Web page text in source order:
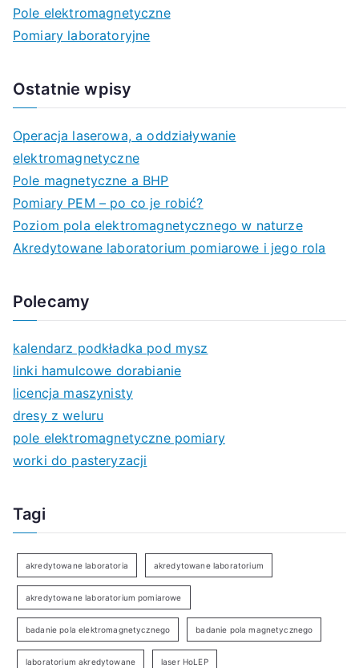
Pole elektromagnetyczne
Pomiary laboratoryjne
Ostatnie wpisy
Operacja laserowa, a oddziaływanie
elektromagnetyczne
Pole magnetyczne a BHP
Pomiary PEM – po co je robić?
Poziom pola elektromagnetycznego w naturze
Akredytowane laboratorium pomiarowe i jego rola
Polecamy
kalendarz podkładka pod mysz
linki hamulcowe dorabianie
licencja maszynisty
dresy z weluru
pole elektromagnetyczne pomiary
worki do pasteryzacji
Tagi
akredytowane laboratoria akredytowane laboratorium
akredytowane laboratorium pomiarowe
badanie pola elektromagnetycznego badanie pola magnetycznego
laboratorium akredytowane laser HoLEP